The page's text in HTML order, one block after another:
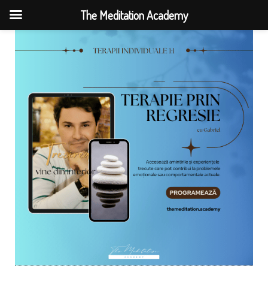
The Meditation Academy